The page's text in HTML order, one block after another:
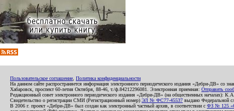
Пользовательское соглашение Политика конфиденциальности
На данном сайте распространяется информация электронного периодического издания «Дебри-ДВ»
Хабаровск, проспект 60-летия Октября, 88-46, т./ф.84212296081. Электронная приемная: Отправить
Редакционный совет электронного периодического издания «Дебри-ДВ» (на общественных
Свидетельство о регистрации СМИ (Регистрационный номер) ЭЛ № ФС77-45537 выдано Федеральной
В 2006 г. проект «Дебри-ДВ» был создан как электронный частный архив, в соответствии с ФЗ № 125